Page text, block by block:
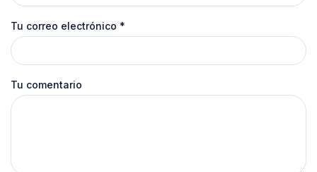
Tu correo electrónico *
Tu comentario